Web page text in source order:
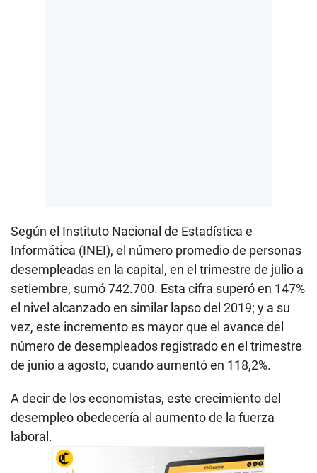
Según el Instituto Nacional de Estadística e
Informática (INEI), el número promedio de personas
desempleadas en la capital, en el trimestre de julio a
setiembre, sumó 742.700. Esta cifra superó en 147%
el nivel alcanzado en similar lapso del 2019; y a su
vez, este incremento es mayor que el avance del
número de desempleados registrado en el trimestre
de junio a agosto, cuando aumentó en 118,2%.
A decir de los economistas, este crecimiento del
desempleo obedecería al aumento de la fuerza
laboral.